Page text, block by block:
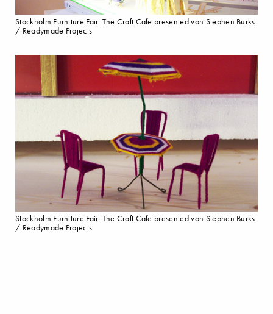
Stockholm Furniture Fair: The Craft Cafe presented von Stephen Burks
/ Readymade Projects
Stockholm Furniture Fair: The Craft Cafe presented von Stephen Burks
/ Readymade Projects